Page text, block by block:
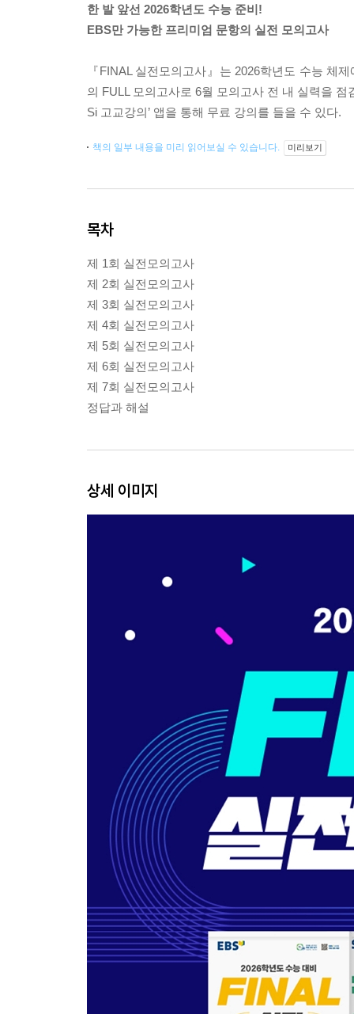
한 발 앞선 2026학년도 수능 준비!
EBS만 가능한 프리미엄 문항의 실전 모의고사
『FINAL 실전모의고사』는 2026학년도 수능 체
의 FULL 모의고사로 6월 모의고사 전 내 실력을 점
Si 고교강의’ 앱을 통해 무료 강의를 들을 수 있다.
책의 일부 내용을 미리 읽어보실 수 있습니다. 미리보기
목차
제 1회 실전모의고사
제 2회 실전모의고사
제 3회 실전모의고사
제 4회 실전모의고사
제 5회 실전모의고사
제 6회 실전모의고사
제 7회 실전모의고사
정답과 해설
상세 이미지